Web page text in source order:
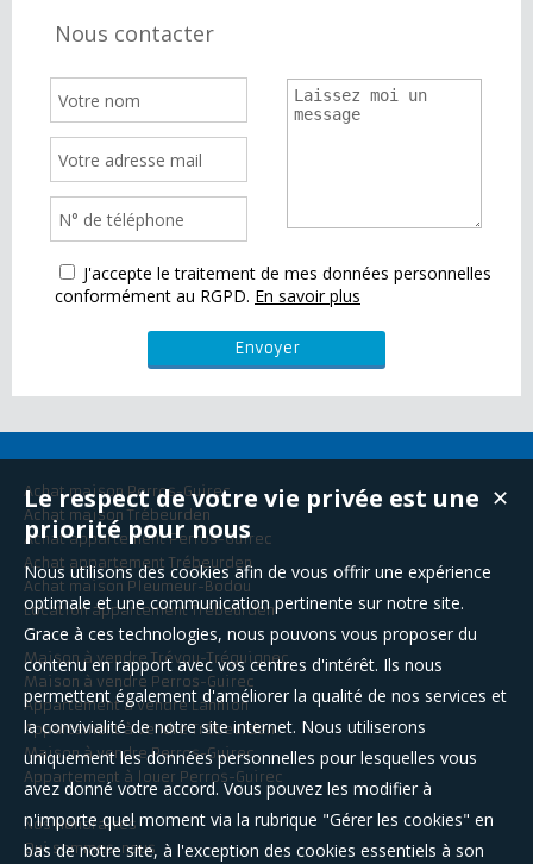
Nous contacter
J'accepte le traitement de mes données personnelles
conformément au RGPD. En savoir plus
Achat maison Perros-Guirec
Achat maison Trébeurden
Achat appartement Perros-Guirec
Achat appartement Trébeurden
Achat maison Pleumeur-Bodou
Location appartement Trébeurden
Maison à vendre Trévou-Tréguignec
Maison à vendre Perros-Guirec
Appartement à vendre Lannion
Appartement à vendre Trébeurden
Maison à vendre Perros-Guirec
Appartement à louer Perros-Guirec
Nos Honoraires
Qui sommes-nous
✕
Le respect de votre vie privée est une
priorité pour nous
Nous utilisons des cookies afin de vous offrir une expérience
optimale et une communication pertinente sur notre site.
Grace à ces technologies, nous pouvons vous proposer du
contenu en rapport avec vos centres d'intérêt. Ils nous
permettent également d'améliorer la qualité de nos services et
la convivialité de notre site internet. Nous utiliserons
uniquement les données personnelles pour lesquelles vous
avez donné votre accord. Vous pouvez les modifier à
n'importe quel moment via la rubrique "Gérer les cookies" en
bas de notre site, à l'exception des cookies essentiels à son